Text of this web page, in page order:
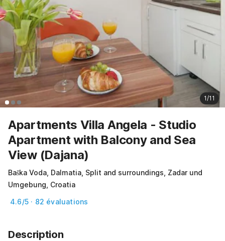
1/11
Apartments Villa Angela - Studio
Apartment with Balcony and Sea
View (Dajana)
Baška Voda, Dalmatia, Split and surroundings, Zadar und
Umgebung, Croatia
4.6/5 · 82 évaluations
Description